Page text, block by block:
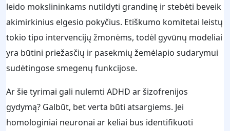
leido mokslininkams nutildyti grandinę ir stebėti beveik
akimirkinius elgesio pokyčius. Etiškumo komitetai leistų
tokio tipo intervencijų žmonėms, todėl gyvūnų modeliai
yra būtini priežasčių ir pasekmių žemėlapio sudarymui
sudėtingose smegenų funkcijose.
Ar šie tyrimai gali nulemti ADHD ar šizofrenijos
gydymą? Galbūt, bet verta būti atsargiems. Jei
homologiniai neuronai ar keliai bus identifikuoti